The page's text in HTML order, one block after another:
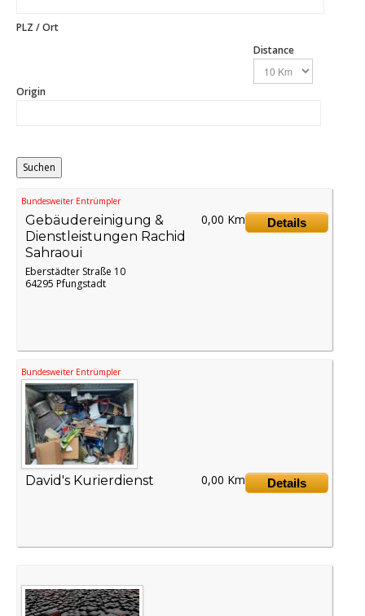
PLZ / Ort
Distance
Origin
Bundesweiter Entrümpler
0,00 Km Details
Gebäudereinigung &
Dienstleistungen Rachid
Sahraoui
Eberstädter Straße 10
64295 Pfungstadt
Bundesweiter Entrümpler
0,00 Km Details
David's Kurierdienst